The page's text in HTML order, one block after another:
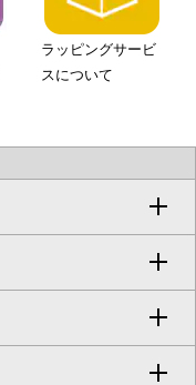
ラッピングサービ
スについて